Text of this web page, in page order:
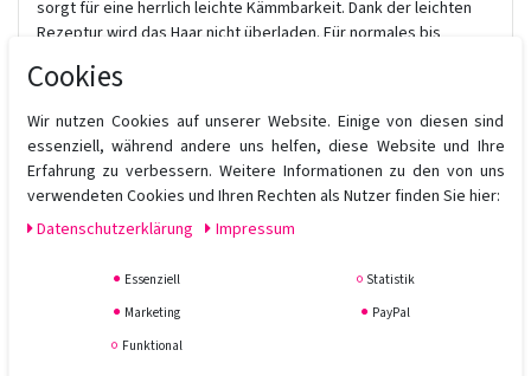
sorgt für eine herrlich leichte Kämmbarkeit. Dank der leichten
Rezeptur wird das Haar nicht überladen. Für normales bis
kämmbar sein kann. Dank der leichten Rezeptur wird das Haar
Haarpflege-Vorteile:
• Reinigt und hydratisiert das Haar
Besonderheiten der Formulierung:
• Sanfte Formel sorgt für Geschmeidigkeit ohne zu beschweren
Anwendung:
Gleichmäßig ins feuchte Haar einarbeiten. Sorgfältig ausspülen.
Cookies
Wir nutzen Cookies auf unserer Website. Einige von diesen sind
essenziell, während andere uns helfen, diese Website und Ihre
Erfahrung zu verbessern. Weitere Informationen zu den von uns
verwendeten Cookies und Ihren Rechten als Nutzer finden Sie hier:
Daten­schutz­erklärung
Impressum
Essenziell
Statistik
Marketing
PayPal
Funktional